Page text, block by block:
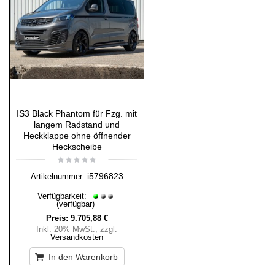
IS3 Black Phantom für Fzg. mit
langem Radstand und
Heckklappe ohne öffnender
Heckscheibe
Artikelnummer: i5796823
Verfügbarkeit:
(verfügbar)
Preis: 9.705,88 €
Inkl. 20% MwSt., zzgl.
Versandkosten
In den Warenkorb